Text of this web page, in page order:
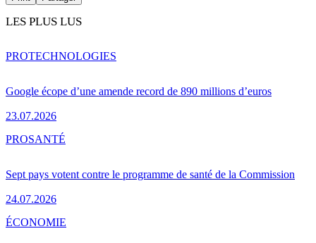
LES PLUS LUS
Google écope d’une amende record de 890 millions d’euros
23.07.2026
PROTECHNOLOGIES
Sept pays votent contre le programme de santé de la Commission
24.07.2026
PROSANTÉ
ÉCONOMIE